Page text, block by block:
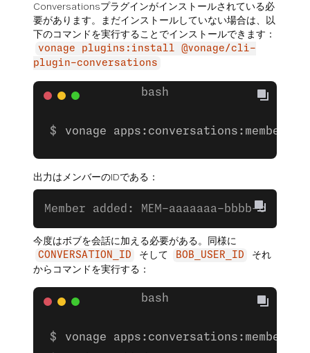
Conversationsプラグインがインストールされている必
要があります。まだインストールしていない場合は、以
下のコマンドを実行することでインストールできます：
vonage plugins:install @vonage/cli-
plugin-conversations
vonage apps:conversations:members:add
出力はメンバーのIDである：
Member added: MEM-aaaaaaa-bbbb-cccc-
今度はボブを会話に加える必要がある。同様に
CONVERSATION_ID そして BOB_USER_ID
それ
からコマンドを実行する：
vonage apps:conversations:members:add